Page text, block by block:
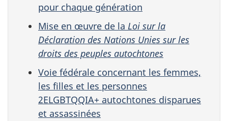
pour chaque génération
Mise en œuvre de la Loi sur la
Déclaration des Nations Unies sur les
droits des peuples autochtones
Voie fédérale concernant les femmes,
les filles et les personnes
2ELGBTQQIA+ autochtones disparues
et assassinées